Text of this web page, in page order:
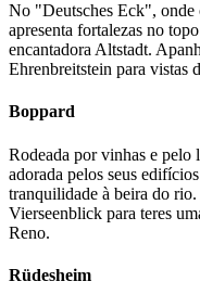
No "Deutsches Eck", onde
apresenta fortalezas no
encantadora Altstadt.
Ehrenbreitstein para vistas
Boppard
Rodeada por vinhas e pelo
adorada pelos seus
tranquilidade à beira do
Vierseenblick para teres
Reno.
Rüdesheim